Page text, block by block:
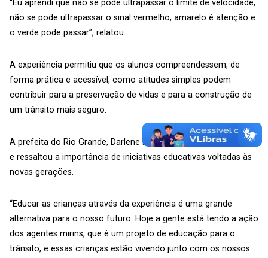
“Eu aprendi que não se pode ultrapassar o limite de velocidade,
não se pode ultrapassar o sinal vermelho, amarelo é atenção e
o verde pode passar”, relatou.
A experiência permitiu que os alunos compreendessem, de
forma prática e acessível, como atitudes simples podem
contribuir para a preservação de vidas e para a construção de
um trânsito mais seguro.
A prefeita do Rio Grande, Darlene Pereira, acompanhou a ação
e ressaltou a importância de iniciativas educativas voltadas às
novas gerações.
“Educar as crianças através da experiência é uma grande
alternativa para o nosso futuro. Hoje a gente está tendo a ação
dos agentes mirins, que é um projeto de educação para o
trânsito, e essas crianças estão vivendo junto com os nossos